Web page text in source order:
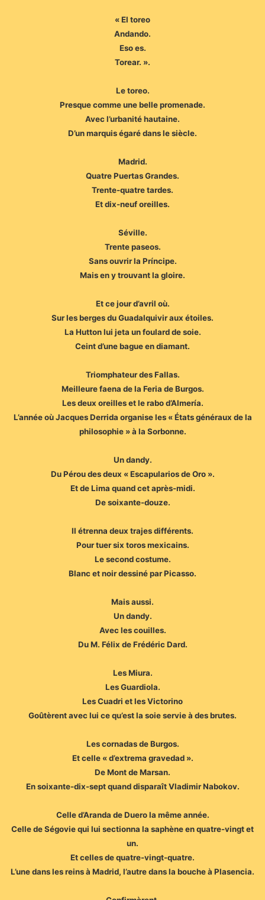
« El toreo
Andando.
Eso es.
Torear. ».
Le toreo.
Presque comme une belle promenade.
Avec l’urbanité hautaine.
D’un marquis égaré dans le siècle.
Madrid.
Quatre Puertas Grandes.
Trente-quatre tardes.
Et dix-neuf oreilles.
Séville.
Trente paseos.
Sans ouvrir la Príncipe.
Mais en y trouvant la gloire.
Et ce jour d’avril où.
Sur les berges du Guadalquivir aux étoiles.
La Hutton lui jeta un foulard de soie.
Ceint d’une bague en diamant.
Triomphateur des Fallas.
Meilleure faena de la Feria de Burgos.
Les deux oreilles et le rabo d’Almería.
L’année où Jacques Derrida organise les « États généraux de la
philosophie » à la Sorbonne.
Un dandy.
Du Pérou des deux « Escapularios de Oro ».
Et de Lima quand cet après-midi.
De soixante-douze.
Il étrenna deux trajes différents.
Pour tuer six toros mexicains.
Le second costume.
Blanc et noir dessiné par Picasso.
Mais aussi.
Un dandy.
Avec les couilles.
Du M. Félix de Frédéric Dard.
Les Miura.
Les Guardiola.
Les Cuadri et les Victorino
Goûtèrent avec lui ce qu’est la soie servie à des brutes.
Les cornadas de Burgos.
Et celle « d’extrema gravedad ».
De Mont de Marsan.
En soixante-dix-sept quand disparaît Vladimir Nabokov.
Celle d’Aranda de Duero la même année.
Celle de Ségovie qui lui sectionna la saphène en quatre-vingt et
un.
Et celles de quatre-vingt-quatre.
L’une dans les reins à Madrid, l’autre dans la bouche à Plasencia.